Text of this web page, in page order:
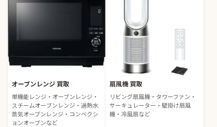
オーブンレンジ 買取
単機能レンジ・オーブンレンジ・
スチームオーブンレンジ・過熱水
蒸気オーブンレンジ・コンベクシ
ョンオーブンなど
扇風機 買取
リビング扇風機・タワーファン・
サーキュレーター・壁掛け扇風
機・冷風扇など